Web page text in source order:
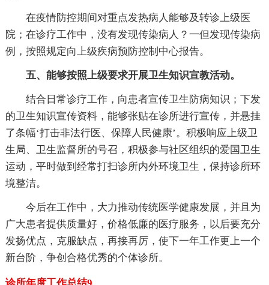
在疫情防控期间对重点发热病人能够及转诊上级医
院；在诊疗工作中，没有发现传染病人？一但发现传染病
例，按照规定向上级疾病预防控制中心报告。
五、能够按照上级要求开展卫生知识宣教活动。
结合日常诊疗工作，向患者宣传卫生防病知识；下发
的卫生知识宣传资料，能够张贴在诊所进行宣传，并悬挂
了条幅‘打击非法行医、保障人民健康’。积极响应上级卫
生局、卫生监督所的号召，积极参与社区组织的爱国卫生
运动，平时做到经常打扫诊所内外环境卫生，保持诊所环
境整洁。
今后在工作中，大力推动传统医学健康发展，并且为
广大患者提供质量好，价格低廉的医疗服务，以后要充分
发扬优点，克服缺点，再接再厉，使下一年工作更上一个
新台阶，争创合格优秀的个体诊所。